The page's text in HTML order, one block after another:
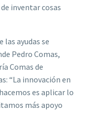
inventar cosas
las ayudas se
Pedro Comas,
Comas de
“La innovación en
es aplicar lo
más apoyo